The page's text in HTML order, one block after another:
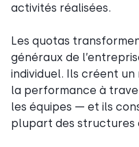
activités réalisées.
Les quotas
généraux de
individuel. Ils créent
la performance à
les équipes — et ils
plupart des structures